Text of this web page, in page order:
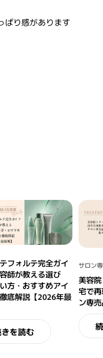
ぱり感があります
フォルテ完全ガイ
師が教える選び
方・おすすめアイ
底解説【2026年最
を読む
サロン
美容
宅で
ン専